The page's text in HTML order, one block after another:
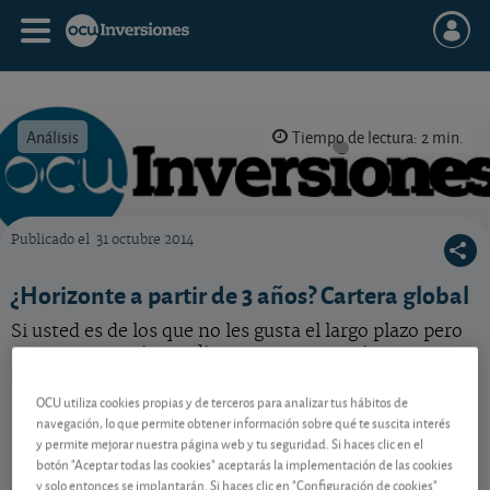
Análisis Tiempo de lectura: 2 min.
Publicado el 31 octubre 2014
¿Horizonte a partir de 3 años? Cartera global
Si usted es de los que no les gusta el largo plazo pero
tampoco necesita su dinero a corto, no piense en
Contenido reservado a SOCIOS
OCU utiliza cookies propias y de terceros para analizar tus hábitos de
navegación, lo que permite obtener información sobre qué te suscita interés
y permite mejorar nuestra página web y tu seguridad. Si haces clic en el
botón "Aceptar todas las cookies" aceptarás la implementación de las cookies
y solo entonces se implantarán. Si haces clic en "Configuración de cookies"